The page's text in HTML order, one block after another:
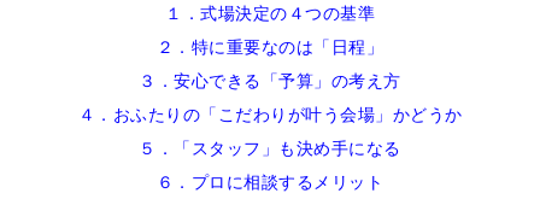
１．式場決定の４つの基準
２．特に重要なのは「日程」
３．安心できる「予算」の考え方
４．おふたりの「こだわりが叶う会場」かどうか
５．「スタッフ」も決め手になる
６．プロに相談するメリット